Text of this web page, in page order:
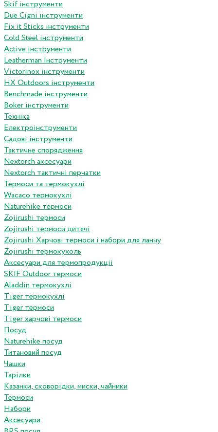
Skif інструменти
Due Cigni інструменти
Fix it Sticks інструменти
Сold Steel інструменти
Active інструменти
Leatherman Інструменти
Victorinox інструменти
HX Outdoors інструменти
Benchmade інструменти
Boker інструменти
Техніка
Електроінструменти
Садові інструменти
Тактичне спорядження
Nextorch аксесуари
Nextorch тактичні перчатки
Термоси та термокухлі
Wacaco термокухлі
Naturehike термоси
Zojirushi термоси
Zojirushi термоси дитячі
Zojirushi Харчові термоси і набори для ланчу
Zojirushi термокухоль
Аксесуари для термопродукціі
SKIF Outdoor термоси
Aladdin термокухлі
Tiger термокухлі
Tiger термоси
Tiger харчові термоси
Посуд
Naturehike посуд
Титановий посуд
Чашки
Тарілки
Казанки, сковорідки, миски, чайники
Термоси
Набори
Аксесуари